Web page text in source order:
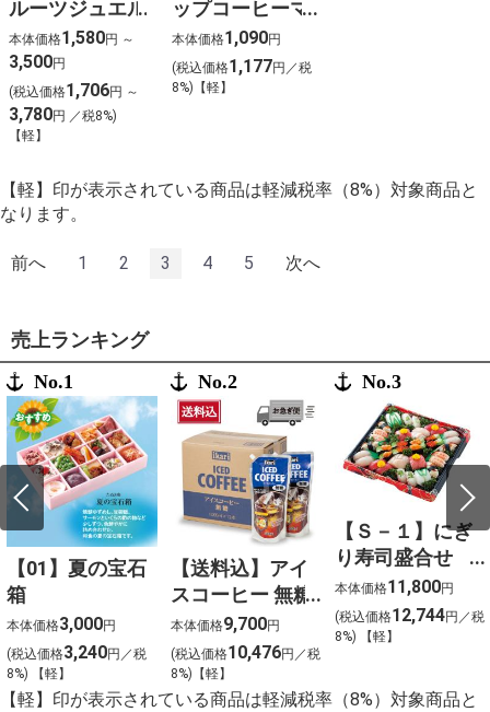
ルーツジュエル
本体価格1,580円 ～
3,500円
(税込価格1,706円 ～
3,780円 ／税8%)
【軽】
ップコーヒーマ
イルドブレンド
（10袋入）
本体価格1,090円
(税込価格1,177円／税
8%)【軽】
【軽】印が表示されている商品は軽減税率（8%）対象商品と
なります。
前へ 1 2 3 4 5 次へ
売上ランキング
No.1
【01】夏の宝石
箱
本体価格3,000円
(税込価格3,240円／税
8%) 【軽】
No.2
【送料込】アイ
スコーヒー 無糖
〈ケース販売〉
本体価格9,700円
(税込価格10,476円／税
8%)【軽】
No.3
【Ｓ－１】にぎ
り寿司盛合せ
（上）〈４人
前〉
本体価格11,800円
(税込価格12,744円／税
8%) 【軽】
【軽】印が表示されている商品は軽減税率（8%）対象商品と